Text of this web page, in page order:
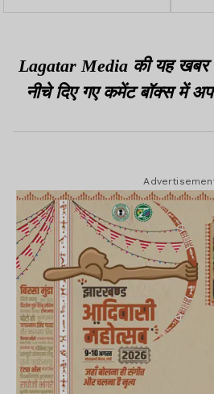
ट्रैफिक प्लान, आंदोलनकारियों
Lagatar Media की यह
नीचे दिए गए कमेंट बॉक्स में